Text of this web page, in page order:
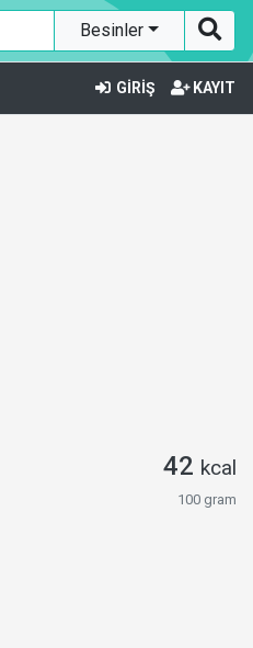
Besinler
GİRİŞ KAYIT
42 kcal
100 gram